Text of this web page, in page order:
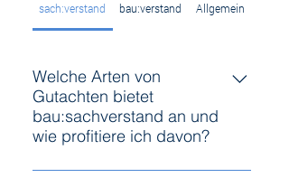
sach:verstand bau:verstand Allgemein
Welche Arten von
Gutachten bietet
bau:sachverstand an und
wie profitiere ich davon?
bau:sachverstand erstellt